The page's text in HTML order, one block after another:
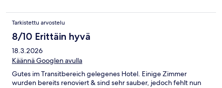
Tarkistettu arvostelu
8/10 Erittäin hyvä
18.3.2026
Käännä Googlen avulla
Gutes im Transitbereich gelegenes Hotel. Einige Zimmer
wurden bereits renoviert & sind sehr sauber, jedoch fehlt nun